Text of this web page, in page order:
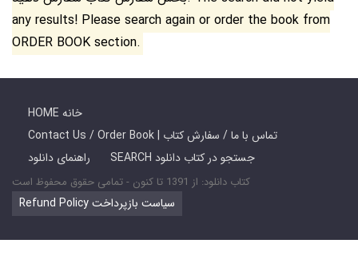
any results! Please search again or order the book from
ORDER BOOK section.
HOME خانه
Contact Us / Order Book | تماس با ما / سفارش کتاب
راهنمای دانلود
SEARCH جستجو در کتاب دانلود
کتاب دانلود: از 1391 تا کنون - تمامی حقوق محفوظ است
Refund Policy سیاست بازپرداخت